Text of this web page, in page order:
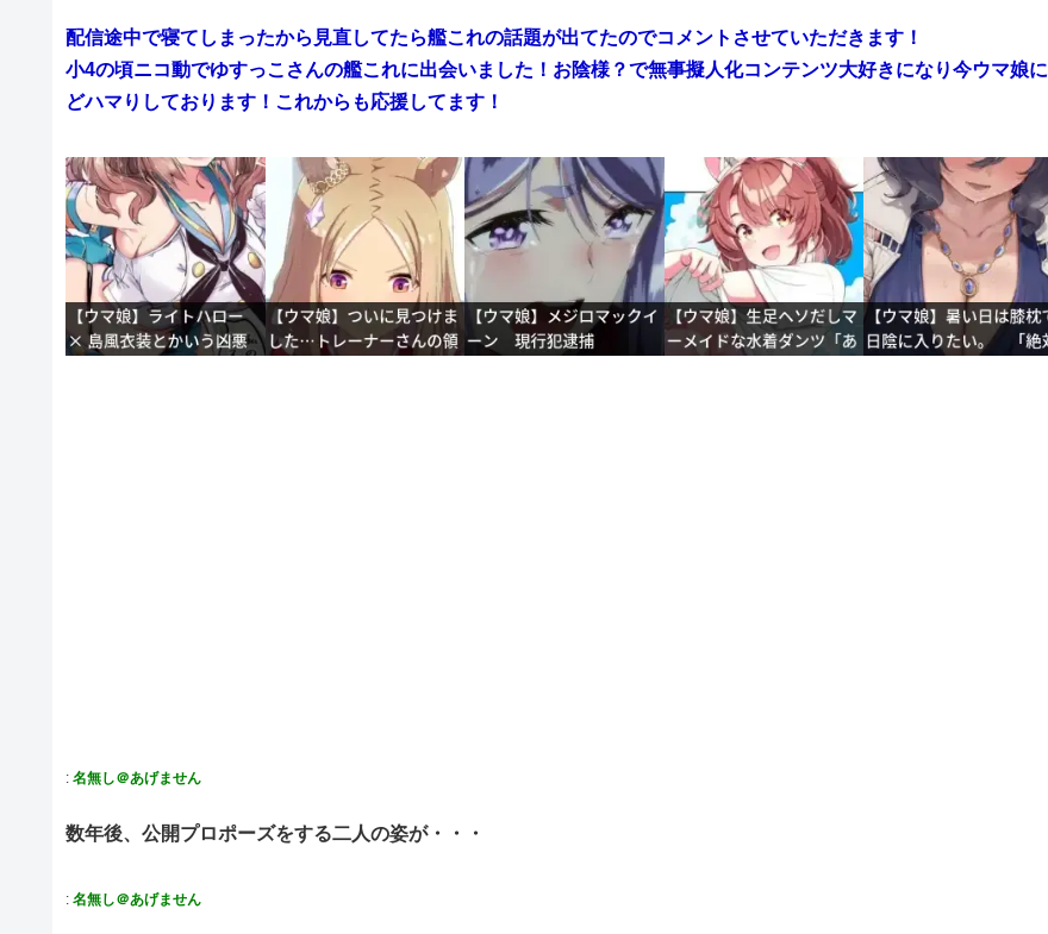
配信途中で寝てしまったから見直してたら艦これの話題が出てたのでコメントさせていただきます！
小4の頃ニコ動でゆすっこさんの艦これに出会いました！お陰様？で無事擬人化コンテンツ大好きになり今ウマ娘に
どハマりしております！これからも応援してます！
: 名無し＠あげません
数年後、公開プロポーズをする二人の姿が・・・
: 名無し＠あげません